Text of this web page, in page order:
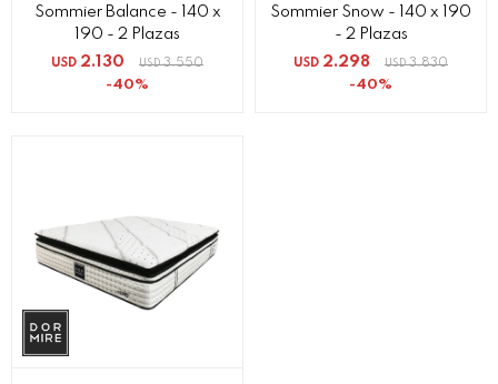
Sommier Balance - 140 x
190 - 2 Plazas
USD 2.130 USD 3.550
40
Sommier Snow - 140 x 190
- 2 Plazas
USD 2.298 USD 3.830
40